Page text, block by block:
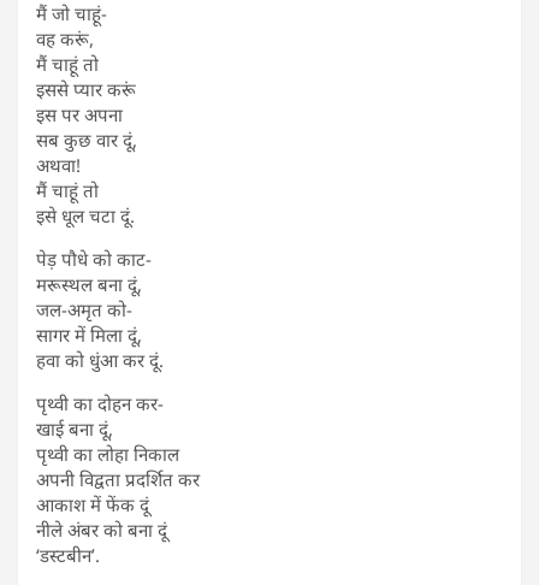
मैं जो चाहूं-
वह करूं,
मैं चाहूं तो
इससे प्यार करूं
इस पर अपना
सब कुछ वार दूं,
अथवा!
मैं चाहूं तो
इसे धूल चटा दूं.
पेड़ पौधे को काट-
मरूस्थल बना दूं,
जल-अमृत को-
सागर में मिला दूं,
हवा को धुंआ कर दूं.
पृथ्वी का दोहन कर-
खाई बना दूं,
पृथ्वी का लोहा निकाल
अपनी विद्वता प्रदर्शित कर
आकाश में फेंक दूं
नीले अंबर को बना दूं
‘डस्टबीन’.